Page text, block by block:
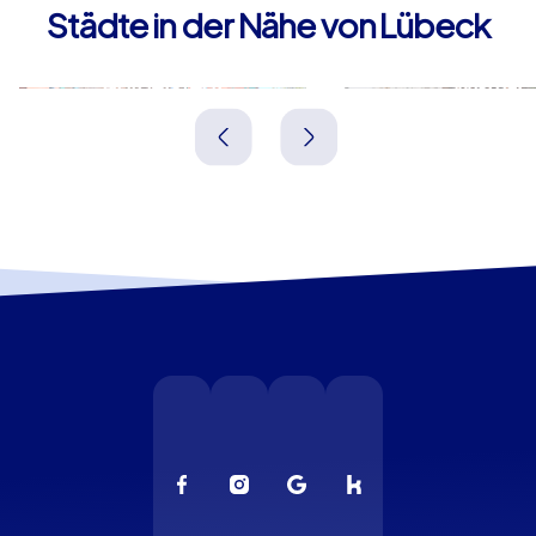
Städte in der Nähe von Lübeck
Norderstedt
Deutschland
Wismar